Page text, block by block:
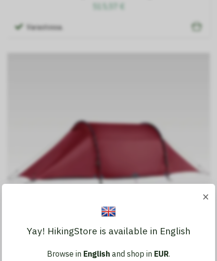
515,57 €
Varastossa.
×
Yay! HikingStore is available in English
Browse in English and shop in EUR.